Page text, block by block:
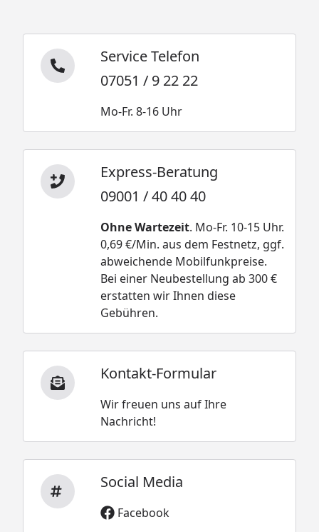
Service Telefon
07051 / 9 22 22
Mo-Fr. 8-16 Uhr
Express-Beratung
09001 / 40 40 40
Ohne Wartezeit. Mo-Fr. 10-15 Uhr.
0,69 €/Min. aus dem Festnetz, ggf.
abweichende Mobilfunkpreise.
Bei einer Neubestellung ab 300 €
erstatten wir Ihnen diese
Gebühren.
Kontakt-Formular
Wir freuen uns auf Ihre
Nachricht!
Social Media
Facebook